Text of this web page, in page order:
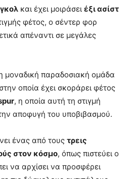
και έχει μοιράσει έξι ασίστ
φέτος, ο σέντερ φορ
απέναντι σε μεγάλες
μοναδική παραδοσιακή ομάδα
οποία έχει σκοράρει φέτος
, η οποία αυτή τη στιγμή
αποφυγή του υποβιβασμού.
ένας από τους τρεις
στον κόσμο, όπως πιστεύει ο
να αρχίσει να προσφέρει